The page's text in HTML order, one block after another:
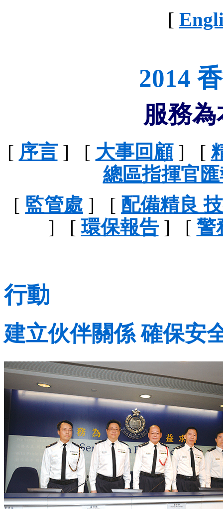
[
2014
服務
[ 序言] [ 大事回顧] [
總區指揮官
[ 監管處 ] [ 配備精良
] [環保報告] [ 警
行動
建立伙伴關係 確保安